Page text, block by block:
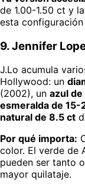
de 1.00-1.50 ct y
esta configuración
9. Jennifer
J.Lo acumula
Hollywood: un
(2002), un azul
esmeralda de 15-
natural de 8.5 ct
Por qué importa:
color. El verde de
pueden ser tanto
mayor quilataje.